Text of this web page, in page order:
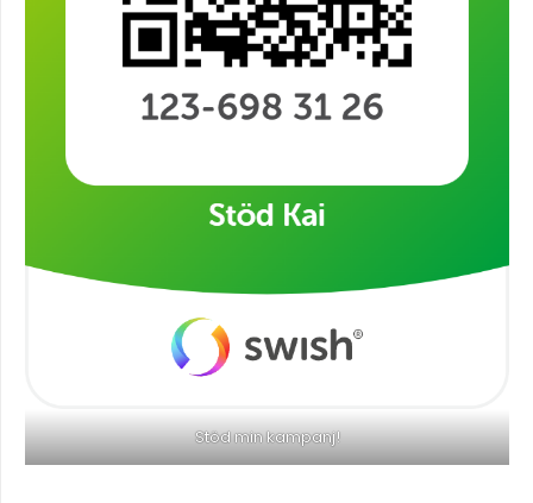
Stöd min kampanj!